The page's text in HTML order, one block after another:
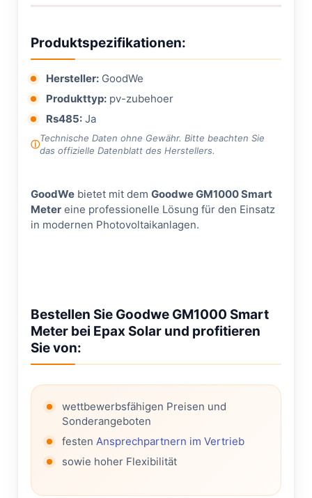
Produktspezifikationen:
Hersteller: GoodWe
Produkttyp: pv-zubehoer
Rs485: Ja
Technische Daten ohne Gewähr. Bitte beachten Sie
das offizielle Datenblatt des Herstellers.
GoodWe bietet mit dem Goodwe GM1000 Smart
Meter eine professionelle Lösung für den Einsatz
in modernen Photovoltaikanlagen.
Bestellen Sie Goodwe GM1000 Smart
Meter bei Epax Solar und profitieren
Sie von:
wettbewerbsfähigen Preisen und
Sonderangeboten
festen Ansprechpartnern im Vertrieb
sowie hoher Flexibilität